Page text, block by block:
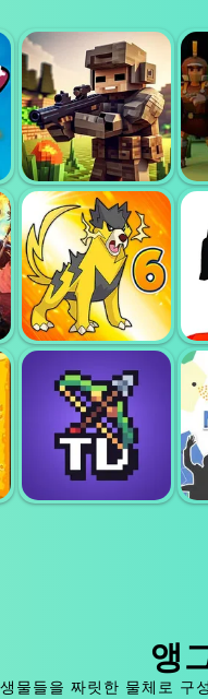
픽셀 빌리지 배틀
3D.IO
다이나몬즈 6
포탈 TD - 타워 디앵
물들을 짜릿한 물체로